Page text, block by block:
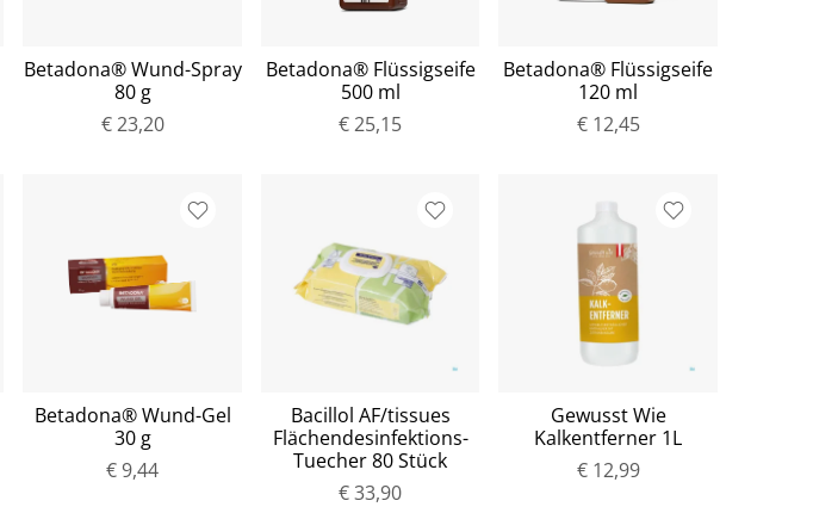
Betadona® Wund-Spray
80 g
€ 23,20
Betadona® Flüssigseife
500 ml
€ 25,15
Betadona® Flüssigseife
120 ml
€ 12,45
Betadona® Wund-Gel
30 g
€ 9,44
Bacillol AF/tissues
Flächendesinfektions-
Tuecher 80 Stück
€ 33,90
Gewusst Wie
Kalkentferner 1L
€ 12,99